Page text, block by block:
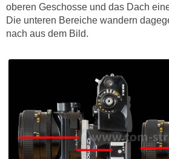
oberen Geschosse und das Dach
Die unteren Bereiche wandern
nach aus dem Bild.